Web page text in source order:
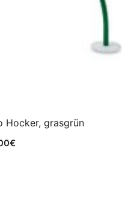
Hocker, grasgrün
€